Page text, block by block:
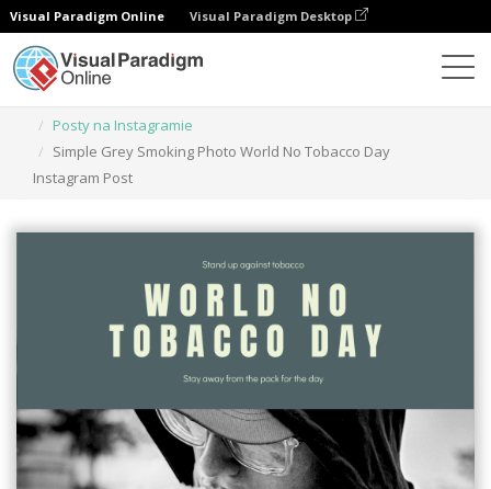
Visual Paradigm Online Visual Paradigm Desktop
Posty na Instagramie
Simple Grey Smoking Photo World No Tobacco Day
Instagram Post